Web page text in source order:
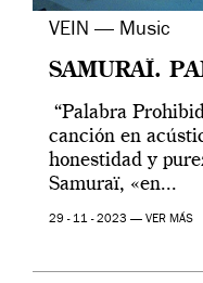
VEIN — Music
SAMURAÏ.
“Palabra
canción en
honestidad y
Samuraï, «en...
29 - 11 - 2023 — VER MÁS